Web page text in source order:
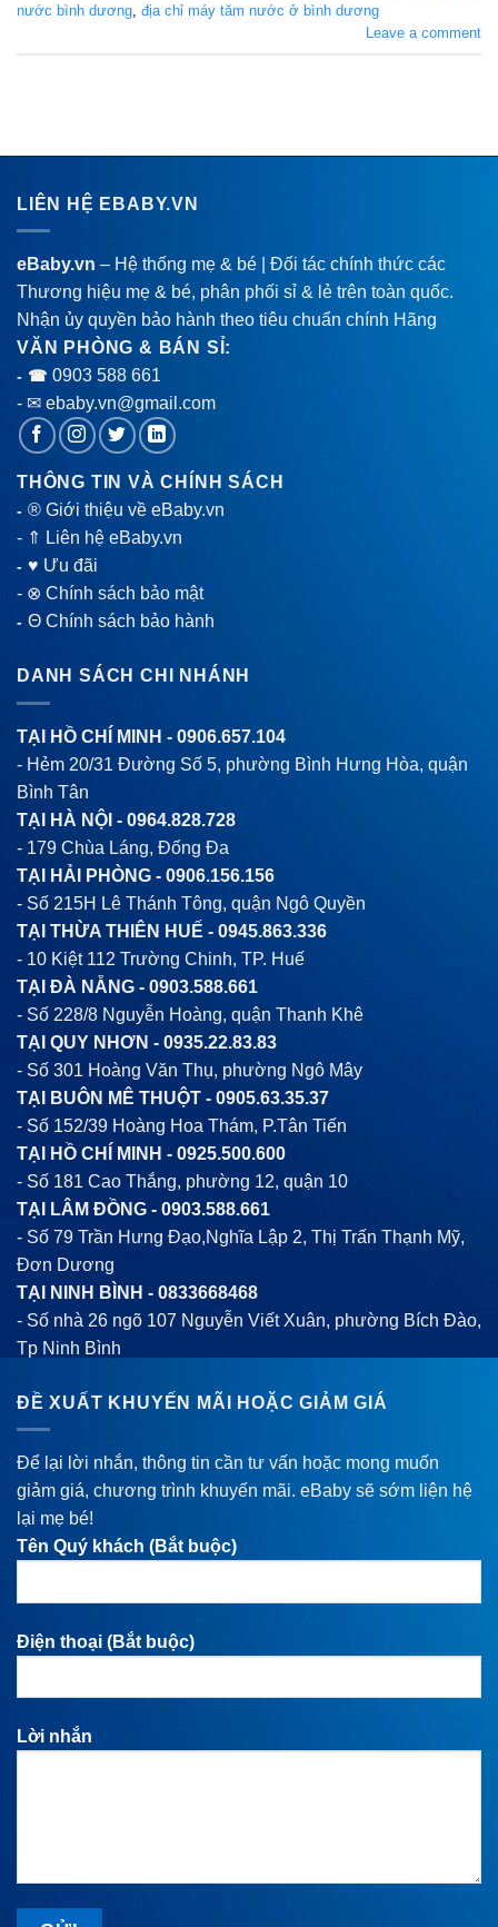
nước bình dương địa chỉ máy tăm nước ở bình dương
Leave a comment
LIÊN HỆ EBABY.VN
eBaby.vn – Hệ thống mẹ & bé | Đối tác chính thức các
Thương hiệu mẹ & bé, phân phối sỉ & lẻ trên toàn quốc.
Nhận ủy quyền bảo hành theo tiêu chuẩn chính Hãng
VĂN PHÒNG & BÁN SỈ:
- ☎ 0903 588 661
- ✉ ebaby.vn@gmail.com
THÔNG TIN VÀ CHÍNH SÁCH
-® Giới thiệu về eBaby.vn
- ⇑ Liên hệ eBaby.vn
-♥ Ưu đãi
- ⊗ Chính sách bảo mật
-Θ Chính sách bảo hành
DANH SÁCH CHI NHÁNH
TẠI HỒ CHÍ MINH - 0906.657.104
- Hẻm 20/31 Đường Số 5, phường Bình Hưng Hòa, quận
Bình Tân
TẠI HÀ NỘI - 0964.828.728
- 179 Chùa Láng, Đống Đa
TẠI HẢI PHÒNG - 0906.156.156
- Số 215H Lê Thánh Tông, quận Ngô Quyền
TẠI THỪA THIÊN HUẾ - 0945.863.336
- 10 Kiệt 112 Trường Chinh, TP. Huế
TẠI ĐÀ NẴNG - 0903.588.661
- Số 228/8 Nguyễn Hoàng, quận Thanh Khê
TẠI QUY NHƠN - 0935.22.83.83
- Số 301 Hoàng Văn Thụ, phường Ngô Mây
TẠI BUÔN MÊ THUỘT - 0905.63.35.37
- Số 152/39 Hoàng Hoa Thám, P.Tân Tiến
TẠI HỒ CHÍ MINH - 0925.500.600
- Số 181 Cao Thắng, phường 12, quận 10
TẠI LÂM ĐỒNG - 0903.588.661
- Số 79 Trần Hưng Đạo,Nghĩa Lập 2, Thị Trấn Thạnh Mỹ,
Đơn Dương
TẠI NINH BÌNH - 0833668468
- Số nhà 26 ngõ 107 Nguyễn Viết Xuân, phường Bích Đào,
Tp Ninh Bình
ĐỀ XUẤT KHUYẾN MÃI HOẶC GIẢM GIÁ
Để lại lời nhắn, thông tin cần tư vấn hoặc mong muốn
giảm giá, chương trình khuyến mãi. eBaby sẽ sớm liện hệ
lại mẹ bé!
Tên Quý khách (Bắt buộc)
Điện thoại (Bắt buộc)
Lời nhắn